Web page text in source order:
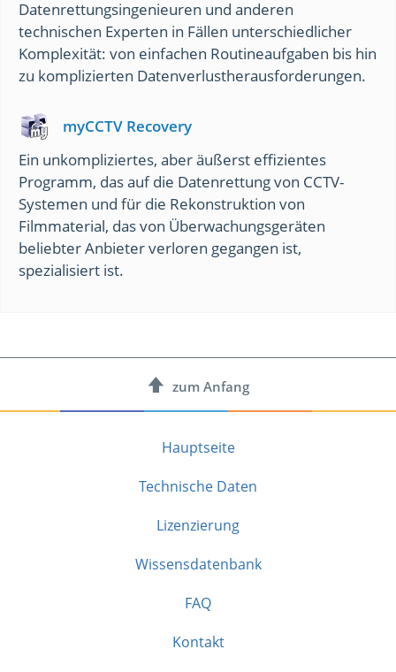
Datenrettungsingenieuren und anderen
technischen Experten in Fällen unterschiedlicher
Komplexität: von einfachen Routineaufgaben bis hin
zu komplizierten Datenverlustherausforderungen.
myCCTV Recovery
Ein unkompliziertes, aber äußerst effizientes
Programm, das auf die Datenrettung von CCTV-
Systemen und für die Rekonstruktion von
Filmmaterial, das von Überwachungsgeräten
beliebter Anbieter verloren gegangen ist,
spezialisiert ist.
zum Anfang
Hauptseite
Technische Daten
Lizenzierung
Wissensdatenbank
FAQ
Kontakt